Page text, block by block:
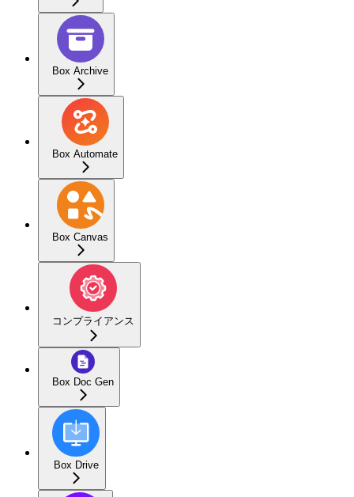
Box Archive
Box Automate
Box Canvas
コンプライアンス
Box Doc Gen
Box Drive